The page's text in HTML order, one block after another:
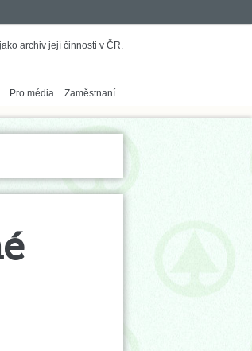
archiv její činnosti v ČR.
Pro média Zaměstnaní